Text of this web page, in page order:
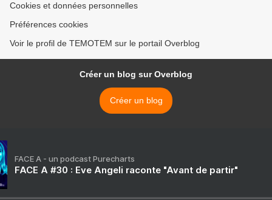
Cookies et données personnelles
Préférences cookies
Voir le profil de TEMOTEM sur le portail Overblog
Créer un blog sur Overblog
Créer un blog
FACE A - un podcast Purecharts
FACE A #30 : Eve Angeli raconte "Avant de partir"